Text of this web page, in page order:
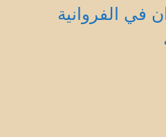
في الفروانية